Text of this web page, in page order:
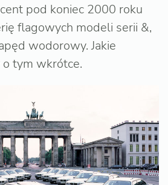
pod koniec 2000 roku
flagowych modeli serii &,
wodorowy. Jakie
tym wkrótce.